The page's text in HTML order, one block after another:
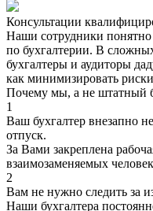
Консультации
Наши сотрудники
по бухгалтерии. В
бухгалтеры и аудиторы
как минимизировать
Почему мы, а не штатный
1
Ваш бухгалтер внезапно
отпуск.
За Вами закреплена
взаимозаменяемых человек
2
Вам не нужно следить за
Наши бухгалтера